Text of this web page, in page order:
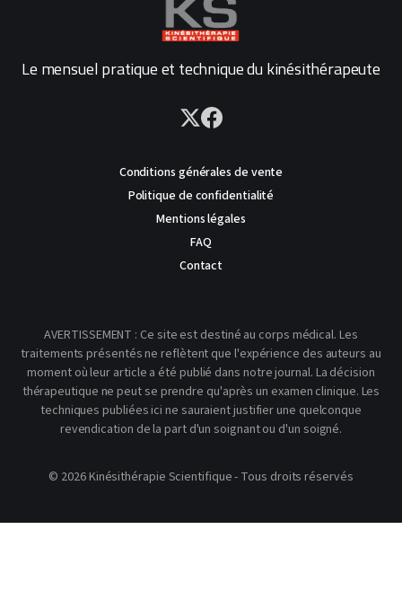
Le mensuel pratique et technique du kinésithérapeute
Conditions générales de vente
Politique de confidentialité
Mentions légales
FAQ
Contact
AVERTISSEMENT : Ce site est destiné au corps médical. Les
traitements présentés ne reflètent que l'expérience des auteurs au
moment où leur article a été publié dans notre journal. La décision
thérapeutique ne peut se prendre qu'après un examen clinique. Les
techniques publiées ici ne sauraient justifier une quelconque
revendication de la part d'un soignant ou d'un soigné.
© 2026 Kinésithérapie Scientifique - Tous droits réservés